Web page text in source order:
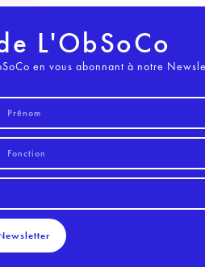
L'ObSoCo
en vous abonnant à notre